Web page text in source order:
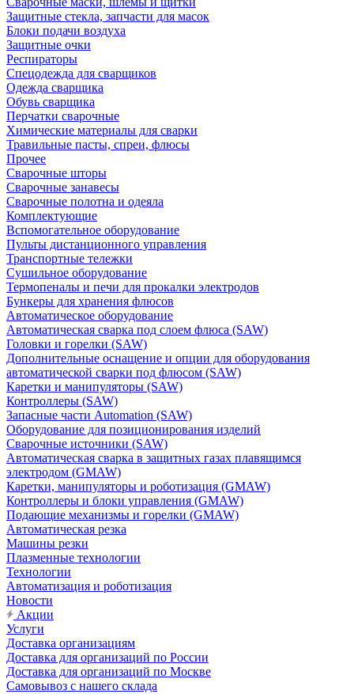
Защитные стекла, запчасти для масок
Блоки подачи воздуха
Защитные очки
Респираторы
Спецодежда для сварщиков
Одежда сварщика
Обувь сварщика
Перчатки сварочные
Химические материалы для сварки
Травильные пасты, спреи, флюсы
Прочее
Сварочные шторы
Сварочные занавесы
Сварочные полотна и одеяла
Комплектующие
Вспомогательное оборудование
Пульты дистанционного управления
Транспортные тележки
Сушильное оборудование
Термопеналы и печи для прокалки электродов
Бункеры для хранения флюсов
Автоматическое оборудование
Автоматическая сварка под слоем флюса (SAW)
Головки и горелки (SAW)
Дополнительные оснащение и опции для оборудования
автоматической сварки под флюсом (SAW)
Каретки и манипуляторы (SAW)
Контроллеры (SAW)
Запасные части Automation (SAW)
Оборудование для позиционирования изделий
Сварочные источники (SAW)
Автоматическая сварка в защитных газах плавящимся
электродом (GMAW)
Каретки, манипуляторы и роботизация (GMAW)
Контроллеры и блоки управления (GMAW)
Подающие механизмы и горелки (GMAW)
Автоматическая резка
Машины резки
Плазменные технологии
Технологии
Автоматизация и роботизация
Новости
Акции
Услуги
Доставка организациям
Доставка для организаций по России
Доставка для организаций по Москве
Самовывоз с нашего склада